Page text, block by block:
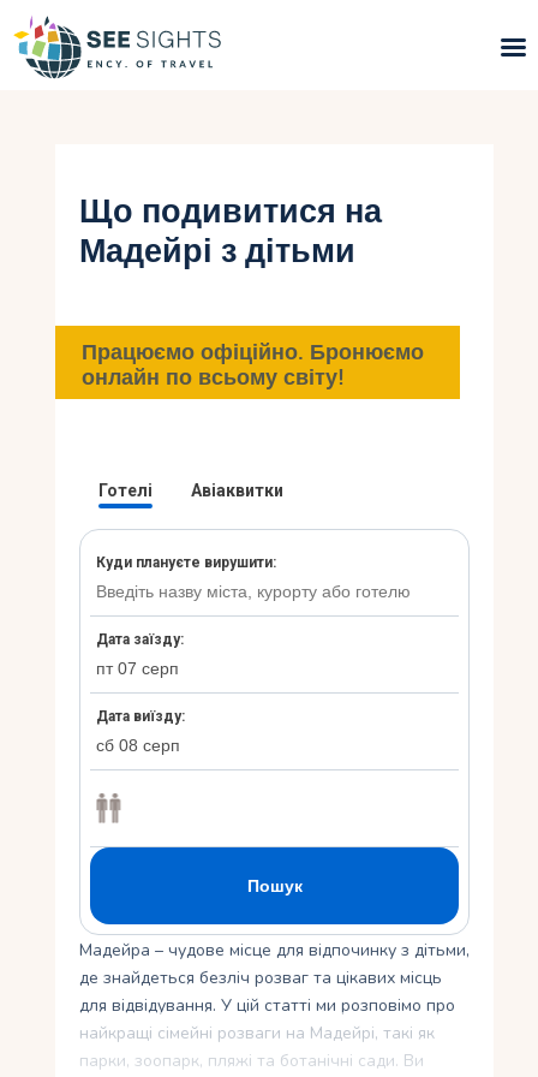
Гарячі тури
Типи Турів
Інфо
Контакти
Що подивитися на
Мадейрі з дітьми
Працюємо офіційно. Бронюємо
онлайн по всьому світу!
Мадейра – чудове місце для відпочинку з дітьми,
де знайдеться безліч розваг та цікавих місць
для відвідування. У цій статті ми розповімо про
найкращі сімейні розваги на Мадейрі, такі як
парки, зоопарк, пляжі та ботанічні сади. Ви